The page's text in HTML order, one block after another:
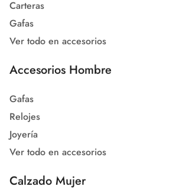
Carteras
Gafas
Ver todo en accesorios
Accesorios Hombre
Gafas
Relojes
Joyería
Ver todo en accesorios
Calzado Mujer